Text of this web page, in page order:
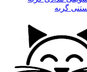
گربه